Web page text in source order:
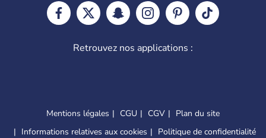
Retrouvez nos applications :
Mentions légales CGU CGV
Plan du site
Informations relatives aux cookies
Politique de confidentialité